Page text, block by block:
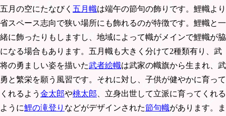
五月の空にたなびく 五月幟は端午の節句の飾りです。鯉幟より
省スペース志向で狭い場所にも飾れるのが特徴です。鯉幟と一
緒に飾ったりもしますし、地域によって幟がメインで鯉幟が脇
になる場合もあります。五月幟も大きく分けて2種類有り、武
将の勇ましい姿を描いた武者絵幟は武家の幟旗から生まれ、武
勇と繁栄を願う風習です。それに対し、子供が健やかに育って
くれるよう 金太郎や桃太郎、立身出世して立派に育ってくれる
ように鯉の滝登り などがデザインされた節句幟があります。ま